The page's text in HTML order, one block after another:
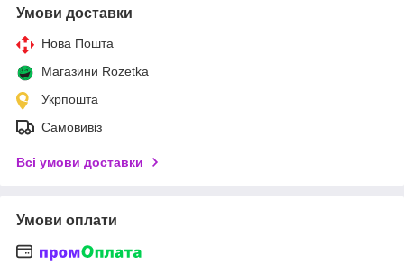
Умови доставки
Нова Пошта
Магазини Rozetka
Укрпошта
Самовивіз
Всі умови доставки
Умови оплати